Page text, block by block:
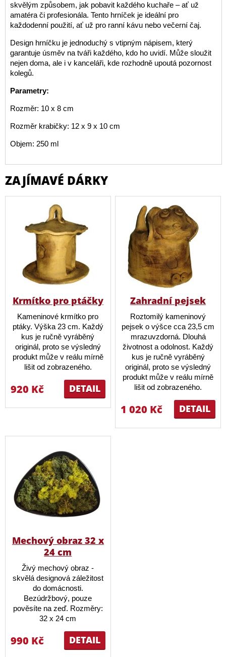
skvělým způsobem, jak pobavit každého kuchaře – ať už
amatéra či profesionála. Tento hrníček je ideální pro
každodenní použití, ať už pro ranní kávu nebo večerní čaj.
Design hrníčku je jednoduchý s vtipným nápisem, který
garantuje úsměv na tváři každého, kdo ho uvidí. Může sloužit
nejen doma, ale i v kanceláři, kde rozhodně upoutá pozornost
kolegů.
Parametry:
Rozměr: 10 x 8 cm
Rozměr krabičky: 12 x 9 x 10 cm
Objem: 250 ml
ZAJÍMAVÉ DÁRKY
Krmítko pro ptáčky
Kameninové krmítko pro
ptáky. Výška 23 cm. Každý
kus je ručně vyráběný
originál, proto se výsledný
produkt může v reálu mírně
lišit od zobrazeného.
DETAIL
920 Kč
Zahradní pejsek
Roztomilý kameninový
pejsek o výšce cca 23,5 cm
mrazuvzdorná. Dlouhá
životnost a odolnost. Každý
kus je ručně vyráběný
originál, proto se výsledný
produkt může v reálu mírně
lišit od zobrazeného.
DETAIL
1 020 Kč
Mechový obraz 32 x
24 cm
Živý mechový obraz -
skvělá designová záležitost
do domácnosti.
Bezúdržbový, pouze
pověsíte na zeď. Rozměry:
32 x 24 cm
DETAIL
990 Kč